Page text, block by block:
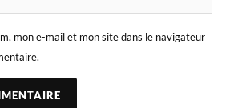
mon e-mail et mon site dans le navigateur